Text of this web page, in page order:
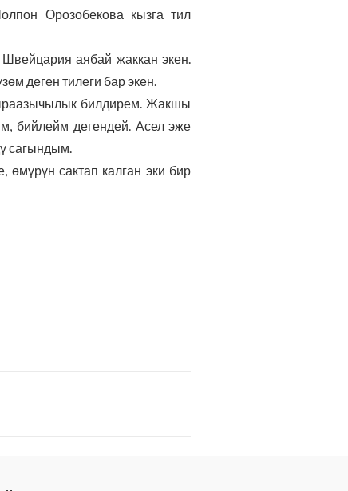
Орозобекова кызга тил
аябай жаккан экен.
деген тилеги бар экен.
билдирем. Жакшы
бийлейм дегендей. Асел эже
сагындым.
сактап калган эки бир